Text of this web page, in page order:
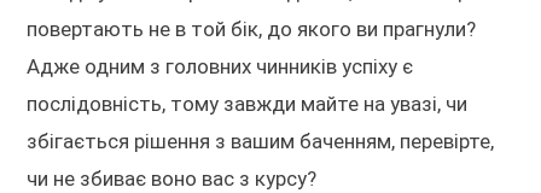
повертають не в той бік, до якого ви прагнули?
Адже одним з головних чинників успіху є
послідовність, тому завжди майте на увазі, чи
збігається рішення з вашим баченням, перевірте,
чи не збиває воно вас з курсу?